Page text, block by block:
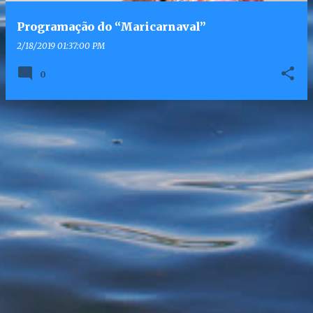
Programação do “Maricarnaval”
2/18/2019 01:37:00 PM
0